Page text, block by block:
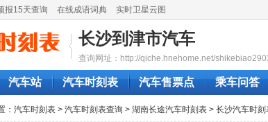
报15天查询 在线成语词典 实时卫星云图
长沙到津市汽车
查询网址：http://qiche.hnehome.net/
汽车站 汽车时刻表 汽车售票点 乘车问答
： 汽车时刻表 > 汽车时刻表查询 > 湖南长途汽车时刻表 > 长沙汽车时刻